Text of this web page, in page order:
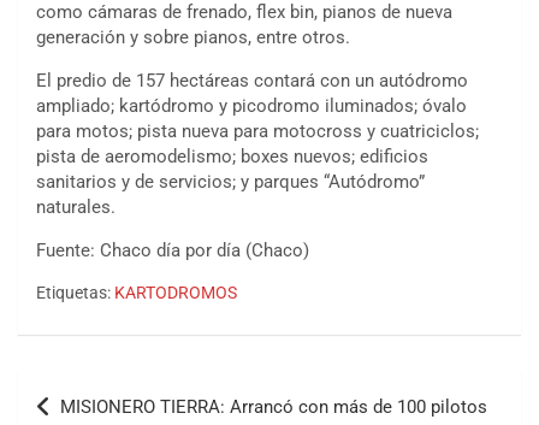
como cámaras de frenado, flex bin, pianos de nueva
generación y sobre pianos, entre otros.
El predio de 157 hectáreas contará con un autódromo
ampliado; kartódromo y picodromo iluminados; óvalo
para motos; pista nueva para motocross y cuatriciclos;
pista de aeromodelismo; boxes nuevos; edificios
sanitarios y de servicios; y parques “Autódromo”
naturales.
Fuente: Chaco día por día (Chaco)
Etiquetas: KARTODROMOS
Navegación
MISIONERO TIERRA: Arrancó con más de 100 pilotos
08/09-AGO
Ramiro Tot (Asfalto)